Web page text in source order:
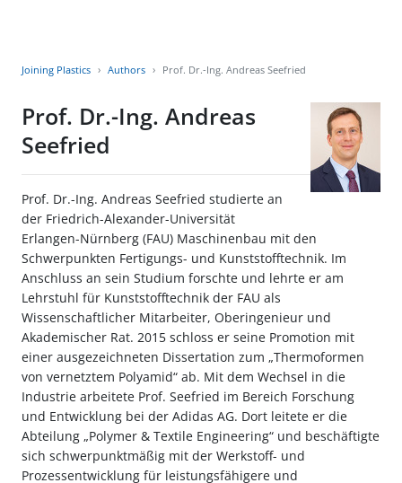
Joining Plastics Authors Prof. Dr.-Ing. Andreas Seefried
Prof. Dr.-Ing. Andreas
Seefried
Prof. Dr.-Ing. Andreas Seefried studierte an
der Friedrich-Alexander-Universität
Erlangen-Nürnberg (FAU) Maschinenbau mit den
Schwerpunkten Fertigungs- und Kunststofftechnik. Im
Anschluss an sein Studium forschte und lehrte er am
Lehrstuhl für Kunststofftechnik der FAU als
Wissenschaftlicher Mitarbeiter, Oberingenieur und
Akademischer Rat. 2015 schloss er seine Promotion mit
einer ausgezeichneten Dissertation zum „Thermoformen
von vernetztem Polyamid“ ab. Mit dem Wechsel in die
Industrie arbeitete Prof. Seefried im Bereich Forschung
und Entwicklung bei der Adidas AG. Dort leitete er die
Abteilung „Polymer & Textile Engineering“ und beschäftigte
sich schwerpunktmäßig mit der Werkstoff- und
Prozessentwicklung für leistungsfähigere und